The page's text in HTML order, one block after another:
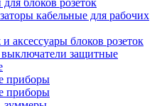
блоков розеток
кабельные для рабочих
аксессуары блоков розеток
выключатели защитные
приборы
приборы